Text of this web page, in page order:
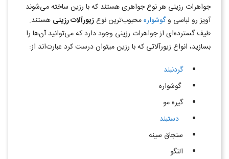
جواهرات رزینی هر نوع جواهری هستند که با رزین ساخته می‌شوند
آویز رو لباسی وگوشوارهمحبوب‌ترین نوعزیورآلات رزینی هستند.
طیف گسترده‌ای از جواهرات رزینی وجود دارد که می‌توانید آن‌ها را
بسازید، انواع زیورآلاتی که با رزین می‎توان درست کرد عبارت‌اند از:
گردنبند
گوشواره
گیره مو
دستبند
سنجاق سینه
النگو